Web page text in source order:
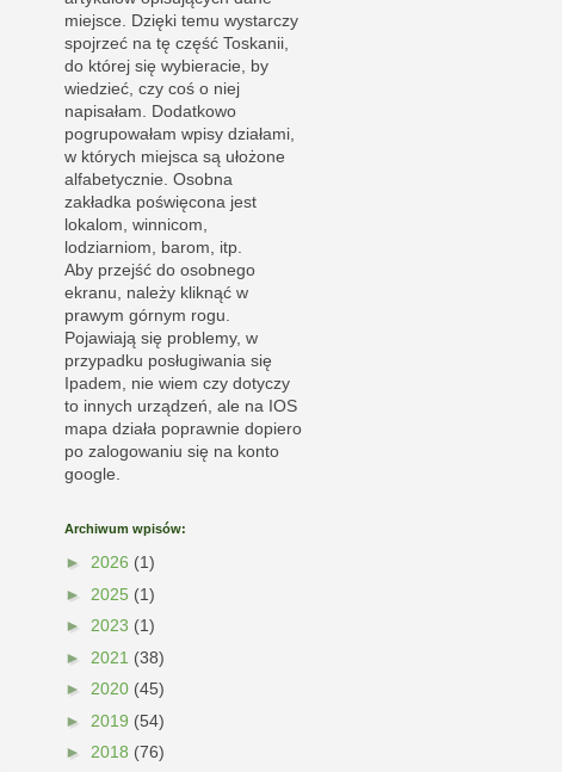
miejsce. Dzięki temu wystarczy
spojrzeć na tę część Toskanii,
do której się wybieracie, by
wiedzieć, czy coś o niej
napisałam. Dodatkowo
pogrupowałam wpisy działami,
w których miejsca są ułożone
alfabetycznie. Osobna
zakładka poświęcona jest
lokalom, winnicom,
lodziarniom, barom, itp.
Aby przejść do osobnego
ekranu, należy kliknąć w
prawym górnym rogu.
Pojawiają się problemy, w
przypadku posługiwania się
Ipadem, nie wiem czy dotyczy
to innych urządzeń, ale na IOS
mapa działa poprawnie dopiero
po zalogowaniu się na konto
google.
Archiwum wpisów:
► 2026 (1)
► 2025 (1)
► 2023 (1)
► 2021 (38)
► 2020 (45)
► 2019 (54)
► 2018 (76)